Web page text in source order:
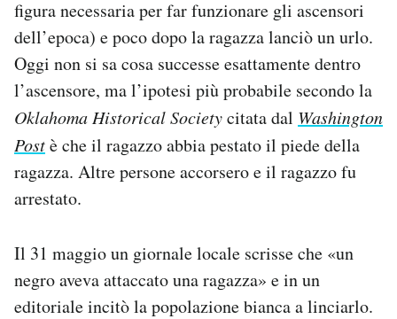
figura necessaria per far funzionare gli ascensori
dell’epoca) e poco dopo la ragazza lanciò un urlo.
Oggi non si sa cosa successe esattamente dentro
l’ascensore, ma l’ipotesi più probabile secondo la
Oklahoma Historical Societycitata dal Washington
Postè che il ragazzo abbia pestato il piede della
ragazza. Altre persone accorsero e il ragazzo fu
arrestato.
Il 31 maggio un giornale locale scrisse che «un
negro aveva attaccato una ragazza» e in un
editoriale incitò la popolazione bianca a linciarlo.